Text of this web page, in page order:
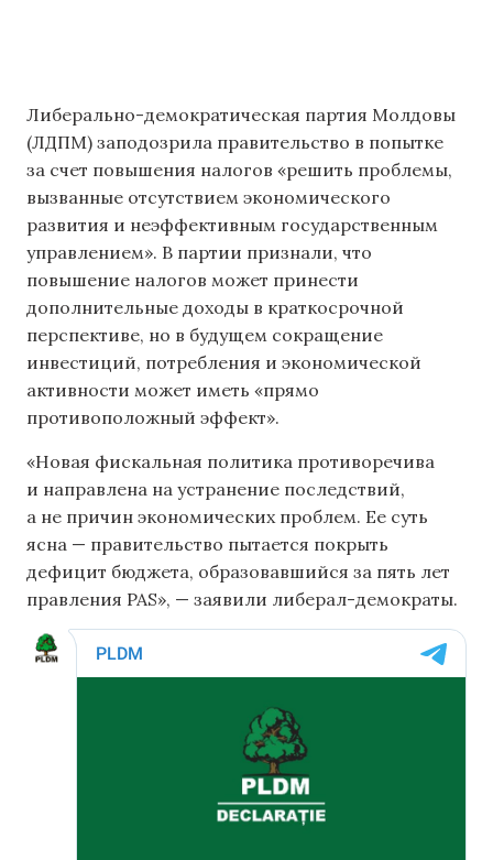
Либерально-демократическая партия Молдовы
(ЛДПМ) заподозрила правительство в попытке
за счет повышения налогов «решить проблемы,
вызванные отсутствием экономического
развития и неэффективным государственным
управлением». В партии признали, что
повышение налогов может принести
дополнительные доходы в краткосрочной
перспективе, но в будущем сокращение
инвестиций, потребления и экономической
активности может иметь «прямо
противоположный эффект».
«Новая фискальная политика противоречива
и направлена ​​на устранение последствий,
а не причин экономических проблем. Ее суть
ясна — правительство пытается покрыть
дефицит бюджета, образовавшийся за пять лет
правления PAS», — заявили либерал-демократы.